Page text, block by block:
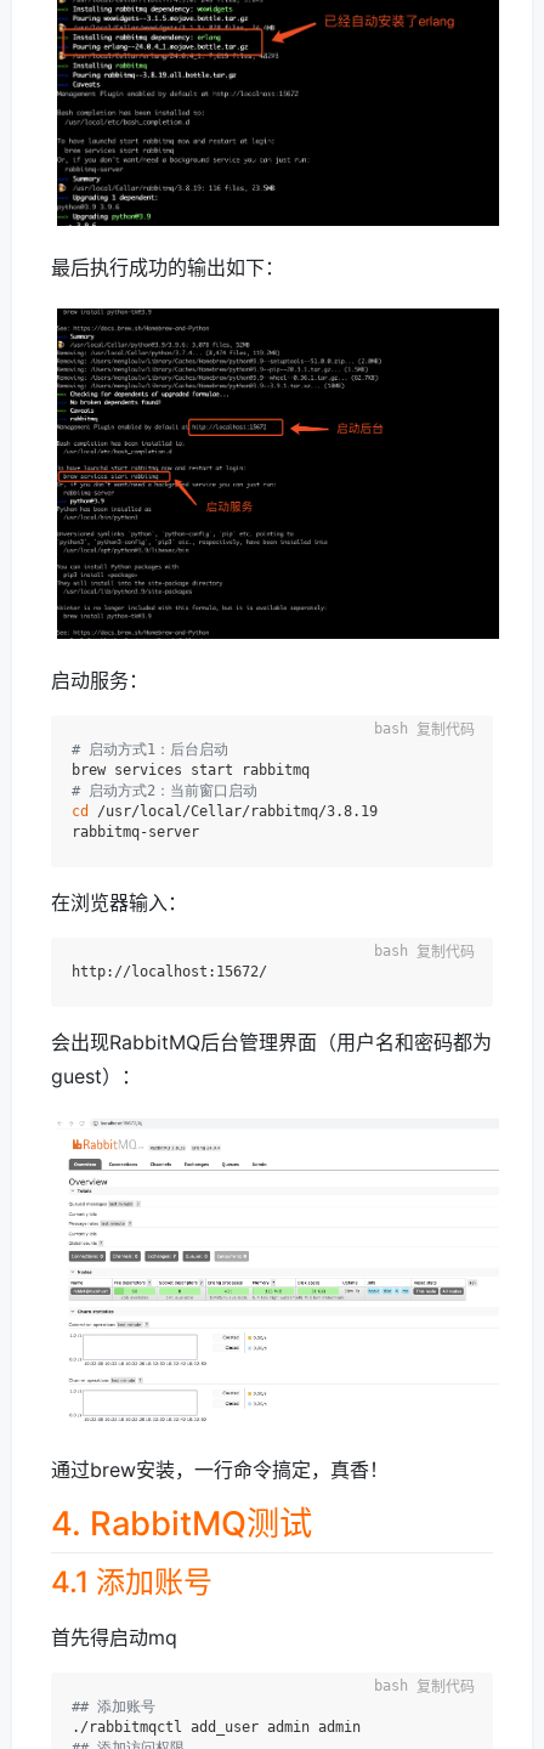
最后执行成功的输出如下：
启动服务：
# 启动方式1：后台启动
# 启动方式2：当前窗口启动
cd
/usr/local/Cellar/rabbitmq/3.8.19
复制代码
在浏览器输入：
复制代码
会出现RabbitMQ后台管理界面（用户名和密码都为
guest）：
通过brew安装，一行命令搞定，真香！
4. RabbitMQ测试
4.1 添加账号
首先得启动mq
## 添加账号
复制代码